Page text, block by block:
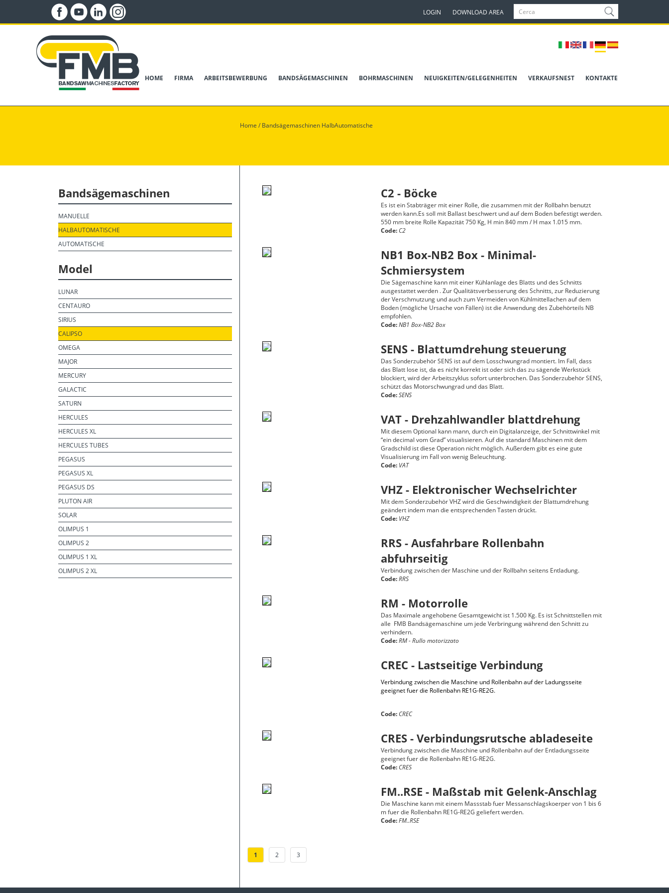
LOGIN DOWNLOAD AREA
HOME FIRMA ARBEITSBEWERBUNG BANDSÄGEMASCHINEN BOHRMASCHINEN NEUIGKEITEN/GELEGENHEITEN VERKAUFSNEST KONTAKTE
Home / Bandsägemaschinen HalbAutomatische
Bandsägemaschinen
MANUELLE
HALBAUTOMATISCHE
AUTOMATISCHE
Model
LUNAR
CENTAURO
SIRIUS
CALIPSO
OMEGA
MAJOR
MERCURY
GALACTIC
SATURN
HERCULES
HERCULES XL
HERCULES TUBES
PEGASUS
PEGASUS XL
PEGASUS DS
PLUTON AIR
SOLAR
OLIMPUS 1
OLIMPUS 2
OLIMPUS 1 XL
OLIMPUS 2 XL
C2 - Böcke
Es ist ein Stabträger mit einer Rolle, die zusammen mit der Rollbahn benutzt
werden kann.Es soll mit Ballast beschwert und auf dem Boden befestigt werden.
550 mm breite Rolle Kapazität750 Kg, H min 840 mm / H max 1.015 mm.
Code: C2
NB1 Box-NB2 Box - Minimal-
Schmiersystem
Die Sägemaschine kann mit einer Kühlanlage des Blatts und des Schnitts
ausgestattet werden . Zur Qualitätsverbesserung des Schnitts, zur Reduzierung
der Verschmutzung und auch zum Vermeiden von Kühlmittellachen auf dem
Boden (mögliche Ursache von Fällen) ist die Anwendung des Zubehörteils NB
empfohlen.
Code:NB1 Box-NB2 Box
SENS - Blattumdrehung steuerung
Das Sonderzubehör SENS ist auf dem Losschwungrad montiert. Im Fall, dass
das Blatt lose ist, da es nicht korrekt ist oder sich das zu sägende Werkstück
blockiert, wird der Arbeitszyklus sofort unterbrochen. Das Sonderzubehör SENS,
schützt das Motorschwungrad und das Blatt.
Code:SENS
VAT - Drehzahlwandler blattdrehung
Mit diesem Optional kann mann, durch ein Digitalanzeige, der Schnittwinkel mit
“ein decimal vom Grad” visualisieren. Auf die standard Maschinen mit dem
Gradschild ist diese Operation nicht möglich. Außerdem gibt es eine gute
Visualisierung im Fall von wenig Beleuchtung.
Code: VAT
VHZ - Elektronischer Wechselrichter
Mit dem Sonderzubehör VHZ wird die Geschwindigkeit der Blattumdrehung
geändert indem man die entsprechenden Tasten drückt.
Code: VHZ
RRS - Ausfahrbare Rollenbahn
abfuhrseitig
Verbindung zwischen der Maschine und der Rollbahn seitens Entladung.
Code:RRS
RM - Motorrolle
Das Maximale angehobene Gesamtgewicht ist 1.500 Kg. Es ist Schnittstellen mit
alle FMB Bandsägemaschine um jede Verbringung während den Schnitt zu
verhindern.
Code:RM - Rullo motorizzato
CREC - Lastseitige Verbindung
Verbindung zwischen die Maschine und Rollenbahn auf der Ladungsseite
geeignet fuer die Rollenbahn RE1G-RE2G.
Code: CREC
CRES - Verbindungsrutsche abladeseite
Verbindung zwischen die Maschine und Rollenbahn auf der Entladungsseite
geeignet fuer die Rollenbahn RE1G-RE2G.
Code: CRES
FM..RSE - Maßstab mit Gelenk-Anschlag
Die Maschine kann mit einem Massstab fuer Messanschlagskoerper von 1 bis 6
m fuer die Rollenbahn RE1G-RE2G geliefert werden.
Code:FM..RSE
1 2 3